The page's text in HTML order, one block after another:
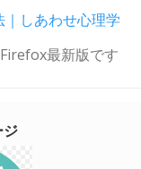
しあわせ心理学
最新版です
ジ